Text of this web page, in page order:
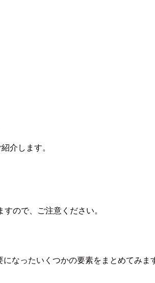
介します。
ので、ご注意ください。
なったいくつかの要素をまとめてみま